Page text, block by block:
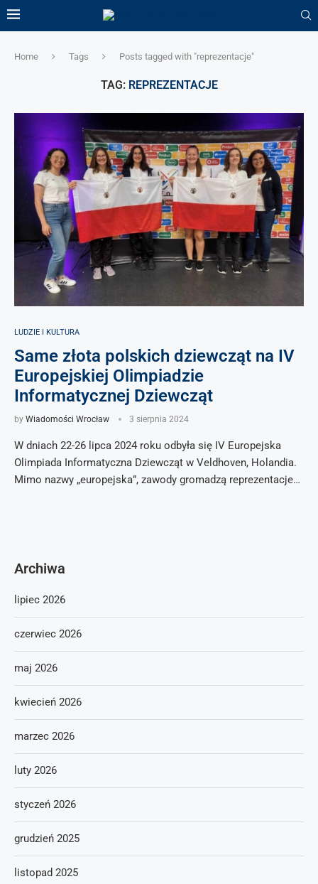
Home Tags Posts tagged with "reprezentacje"
TAG: REPREZENTACJE
LUDZIE I KULTURA
Same złota polskich dziewcząt na IV
Europejskiej Olimpiadzie
Informatycznej Dziewcząt
by Wiadomości Wrocław 3 sierpnia 2024
W dniach 22-26 lipca 2024 roku odbyła się IV Europejska
Olimpiada Informatyczna Dziewcząt w Veldhoven, Holandia.
Mimo nazwy „europejska”, zawody gromadzą reprezentacje…
Archiwa
lipiec 2026
czerwiec 2026
maj 2026
kwiecień 2026
marzec 2026
luty 2026
styczeń 2026
grudzień 2025
listopad 2025